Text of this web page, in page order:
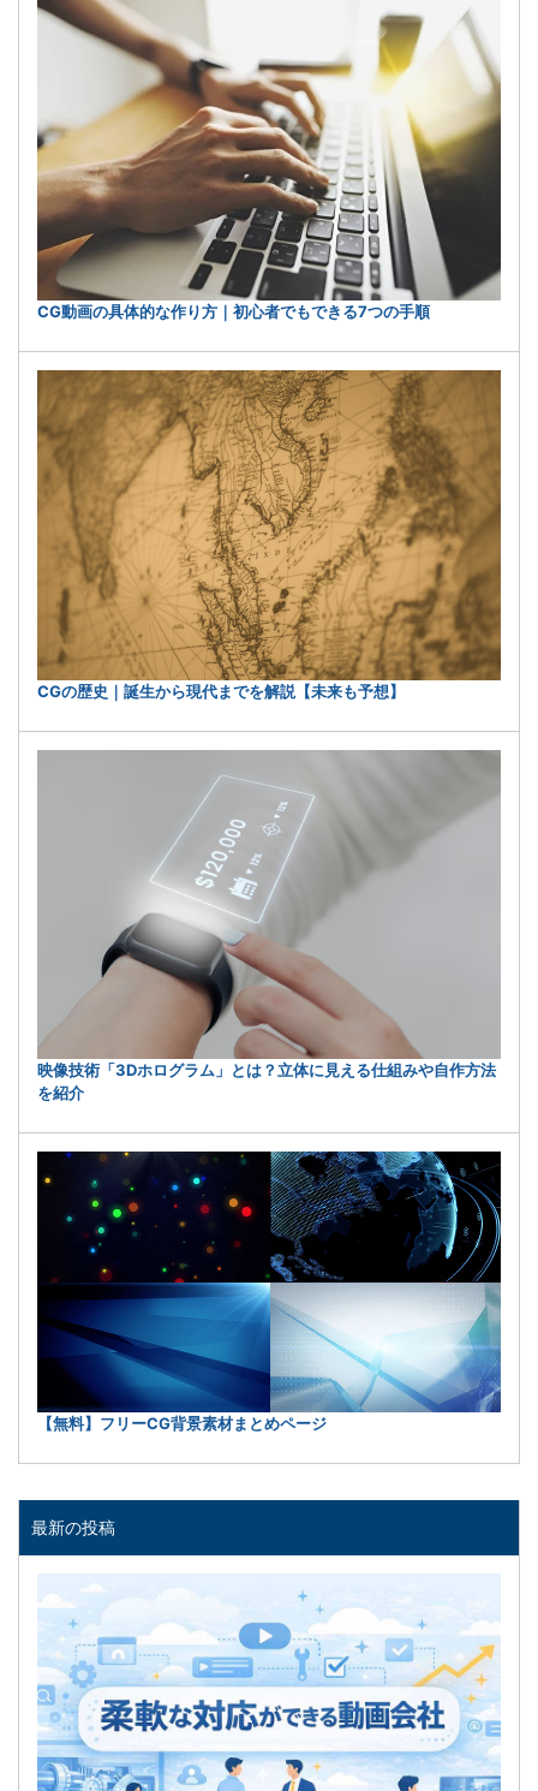
CG動画の具体的な作り方｜初心者でもできる7つの手順
CGの歴史｜誕生から現代までを解説【未来も予想】
映像技術「3Dホログラム」とは？立体に見える仕組みや自作方法
を紹介
【無料】フリーCG背景素材まとめページ
最新の投稿